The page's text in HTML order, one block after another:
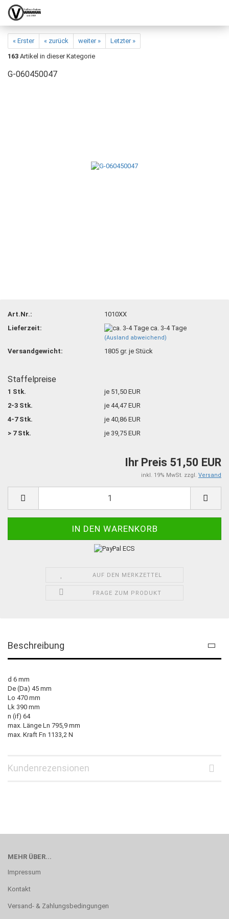
« Erster « zurück weiter »
Letzter »
163 Artikel in dieser Kategorie
G-060450047
Art.Nr.:
1010XX
Lieferzeit:
ca. 3-4 Tage
(Ausland abweichend)
Versandgewicht: 1805 gr. je Stück
Staffelpreise
1 Stk.
je 51,50 EUR
2-3 Stk.
je 44,47 EUR
4-7 Stk.
je 40,86 EUR
> 7 Stk.
je 39,75 EUR
Ihr Preis 51,50 EUR
inkl. 19% MwSt. zzgl. Versand
AUF DEN MERKZETTEL
FRAGE ZUM PRODUKT
Beschreibung
d 6 mm
De (Da) 45 mm
Lo 470 mm
Lk 390 mm
n (if) 64
max. Länge Ln 795,9 mm
max. Kraft Fn 1133,2 N
Kundenrezensionen
MEHR ÜBER...
Impressum
Kontakt
Versand- & Zahlungsbedingungen